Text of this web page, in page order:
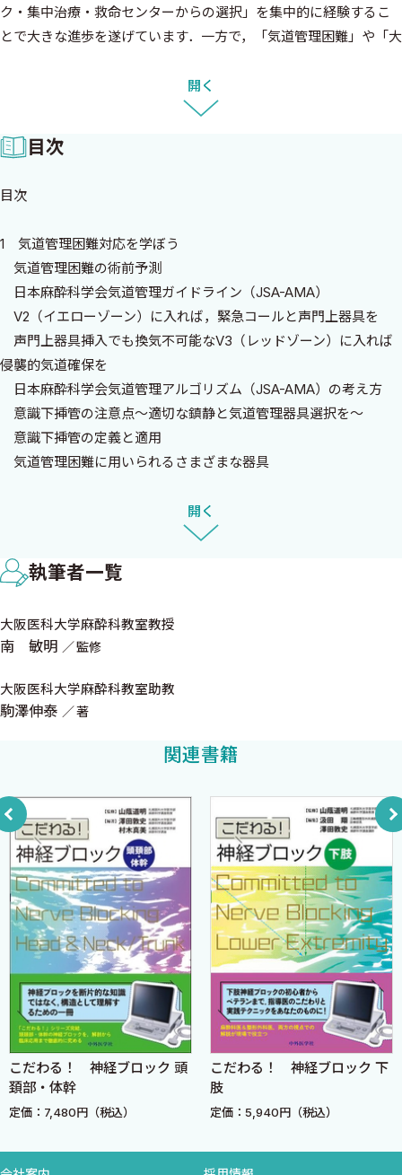
ク・集中治療・救命センターからの選択」を集中的に経験するこ
とで大きな進歩を遂げています．一方で，「気道管理困難」や「大
また，「鎮静・鎮痛」，「集中治療医学」，「ペインクリニッ
ク」，「緩和医療」などのサブスペシャリティーの分野の基本的な
事項だけではなく，合併症にも言及しています．
な対応は非常に大切ですが，疾患のメカニズムや治療の内容を理
麻酔科研修実況中継第3巻がその一助となれば幸いです．
最後に，このような企画を実現していただいた中外医学社各位に
深謝致します．
2018年4月吉日
大阪医科大学麻酔科学教室 教授
南 敏明
開く
目次
目次
1 気道管理困難対応を学ぼう
気道管理困難の術前予測
日本麻酔科学会気道管理ガイドライン（JSA-AMA）
V2（イエローゾーン）に入れば，緊急コールと声門上器具を
声門上器具挿入でも換気不可能なV3（レッドゾーン）に入れば
侵襲的気道確保を
日本麻酔科学会気道管理アルゴリズム（JSA-AMA）の考え方
意識下挿管の注意点〜適切な鎮静と気道管理器具選択を〜
意識下挿管の定義と適用
気道管理困難に用いられるさまざまな器具
挿管困難と換気不能の原因は多種多様
2 大量出血への対応を学ぼう
危機的大量出血は突然発生します
10分後
20分後
30分後
大量出血時の初期対応
出血による生体への影響を意識しよう
輸血製剤の投与前のダブルチェックが基本
3 悪性高熱症への対応を学ぼう
悪性高熱症を疑う習慣をつけよう
悪性高熱症
悪性高熱症の臨床症状
悪性高熱症の初期治療
悪性高熱症の治療
4 麻酔科のさまざまな急変対応を学ぼう
気道・呼吸管理に関する急変対応
肺血栓塞栓症の急変対応
脊髄くも膜下麻酔の急変対応
硬膜外カテーテルの急変対応管理
ABCDアプローチで患者さんの状態を継続的に評価する
開く
執筆者一覧
大阪医科大学麻酔科教室教授
南 敏明 監修
大阪医科大学麻酔科教室助教
駒澤伸泰 著
関連書籍
こだわる！ 神経ブロック 頭
頚部・体幹
定価：7,480円（税込）
こだわる！ 神経ブロック 下
肢
定価：5,940円（税込）